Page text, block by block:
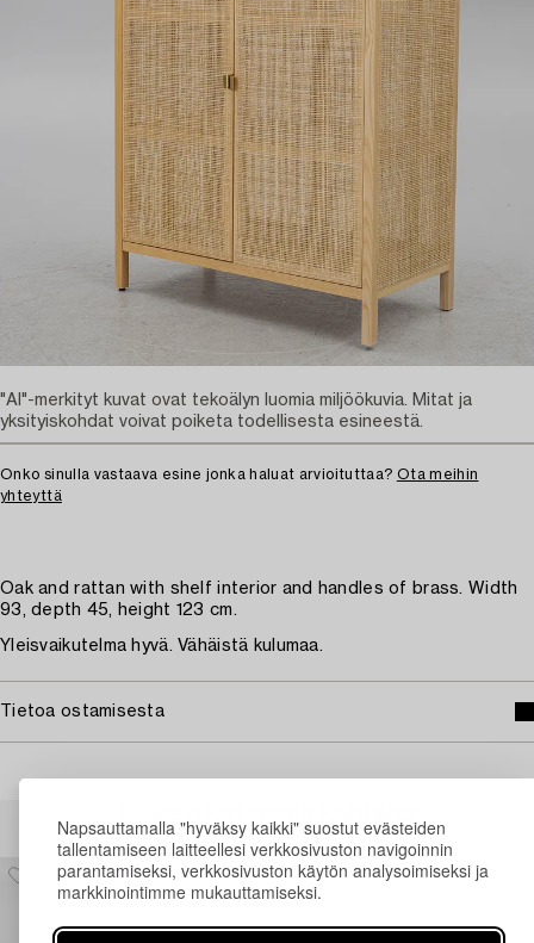
Napsauttamalla "hyväksy kaikki" suostut evästeiden
tallentamiseen laitteellesi verkkosivuston navigoinnin
parantamiseksi, verkkosivuston käytön analysoimiseksi ja
markkinointimme mukauttamiseksi.
Onko sinulla vastaava esine jonka haluat arvioituttaa? Ota meihin
yhteyttä
Oak and rattan with shelf interior and handles of brass. Width
93, depth 45, height 123 cm.
Yleisvaikutelma hyvä. Vähäistä kulumaa.
Tietoa ostamisesta
"AI"-merkityt kuvat ovat tekoälyn luomia miljöökuvia. Mitat ja
yksityiskohdat voivat poiketa todellisesta esineestä.